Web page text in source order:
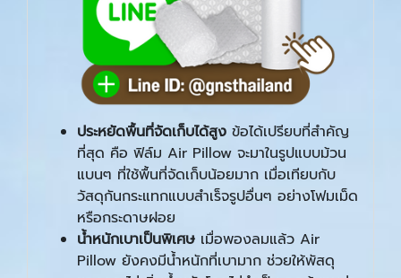
ประหยัดพื้นที่จัดเก็บได้สูง ข้อได้เปรียบที่สำคัญ
ที่สุด คือ ฟิล์ม Air Pillow จะมาในรูปแบบม้วน
แบนๆ ที่ใช้พื้นที่จัดเก็บน้อยมาก เมื่อเทียบกับ
วัสดุกันกระแทกแบบสำเร็จรูปอื่นๆ อย่างโฟมเม็ด
หรือกระดาษฝอย
น้ำหนักเบาเป็นพิเศษ เมื่อพองลมแล้ว Air
Pillow ยังคงมีน้ำหนักที่เบามาก ช่วยให้พัสดุ